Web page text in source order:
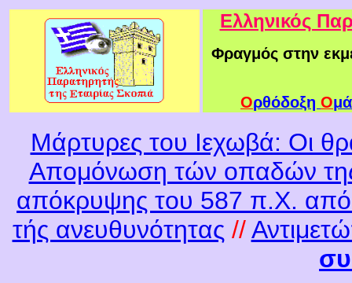
Ελληνικός
Φραγμός στην
Ορθόδοξη Ο
Μάρτυρες του Ιεχωβά: Οι
Απομόνωση τών οπαδών τη
απόκρυψης του 587 π.Χ. από
τής ανευθυνότητας //